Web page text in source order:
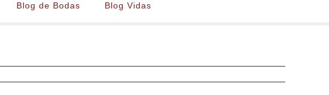
Blog de Bodas Blog Vidas